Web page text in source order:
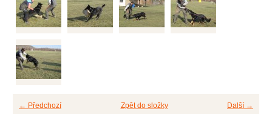
← Předchozí Další →
Zpět do složky